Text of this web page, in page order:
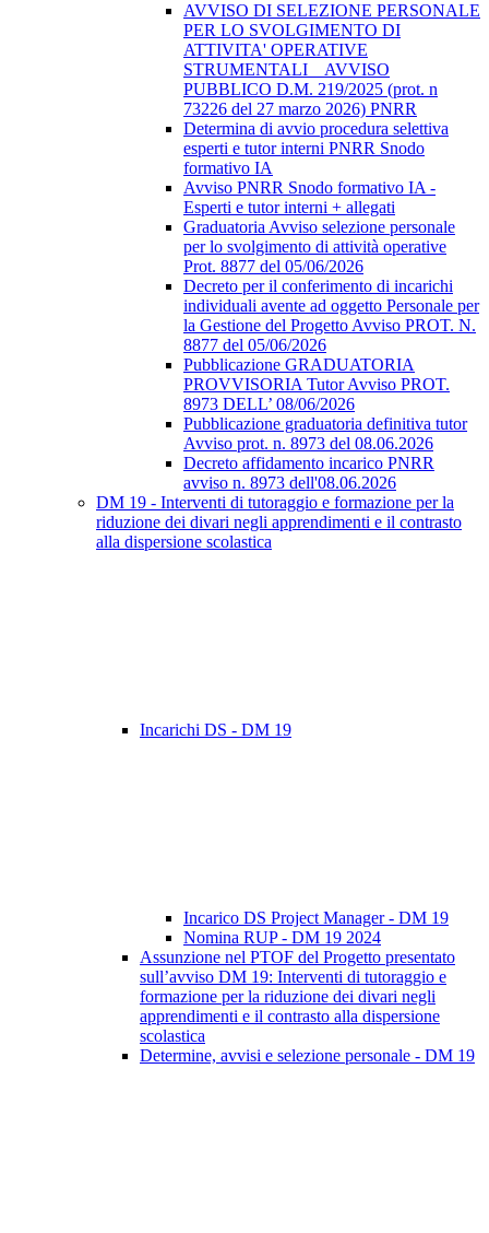
AVVISO DI SELEZIONE PERSONALE
PER LO SVOLGIMENTO DI
ATTIVITA' OPERATIVE
STRUMENTALI _ AVVISO
PUBBLICO D.M. 219/2025 (prot. n
73226 del 27 marzo 2026) PNRR
Determina di avvio procedura selettiva
esperti e tutor interni PNRR Snodo
formativo IA
Avviso PNRR Snodo formativo IA -
Esperti e tutor interni + allegati
Graduatoria Avviso selezione personale
per lo svolgimento di attività operative
Prot. 8877 del 05/06/2026
Decreto per il conferimento di incarichi
individuali avente ad oggetto Personale per
la Gestione del Progetto Avviso PROT. N.
8877 del 05/06/2026
Pubblicazione GRADUATORIA
PROVVISORIA Tutor Avviso PROT.
8973 DELL’ 08/06/2026
Pubblicazione graduatoria definitiva tutor
Avviso prot. n. 8973 del 08.06.2026
Decreto affidamento incarico PNRR
avviso n. 8973 dell'08.06.2026
DM 19 - Interventi di tutoraggio e formazione per la
riduzione dei divari negli apprendimenti e il contrasto
alla dispersione scolastica
Incarichi DS - DM 19
Incarico DS Project Manager - DM 19
Nomina RUP - DM 19 2024
Assunzione nel PTOF del Progetto presentato
sull’avviso DM 19: Interventi di tutoraggio e
formazione per la riduzione dei divari negli
apprendimenti e il contrasto alla dispersione
scolastica
Determine, avvisi e selezione personale - DM 19